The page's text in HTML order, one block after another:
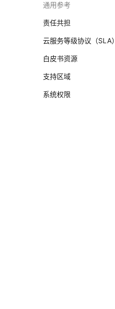
通用参考
责任共担
云服务等级协议（SLA）
白皮书资源
支持区域
系统权限